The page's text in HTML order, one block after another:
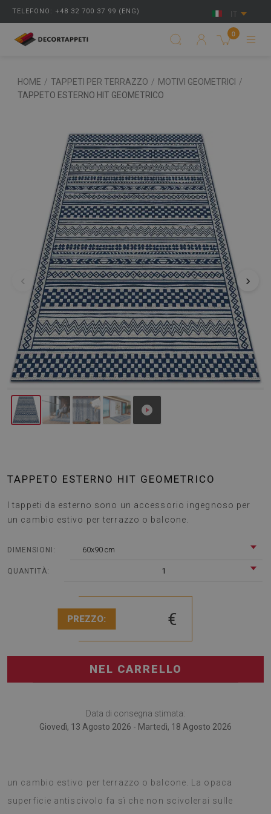
TELEFONO: +48 32 700 37 99 (ENG)
0
HOME / TAPPETI PER TERRAZZO / MOTIVI GEOMETRICI
/
TAPPETO ESTERNO HIT GEOMETRICO
‹ ›
TAPPETO ESTERNO HIT GEOMETRICO
I tappeti da esterno sono un accessorio ingegnoso per
un cambio estivo per terrazzo o balcone.
DIMENSIONI: 60x90 cm
QUANTITÀ: 1
PREZZO: €
NEL CARRELLO
Data di consegna stimata:
Giovedì, 13 Agosto 2026 - Martedì, 18 Agosto 2026
un cambio estivo per terrazzo o balcone. La opaca
superficie antiscivolo fa sì che non scivolerai sulle